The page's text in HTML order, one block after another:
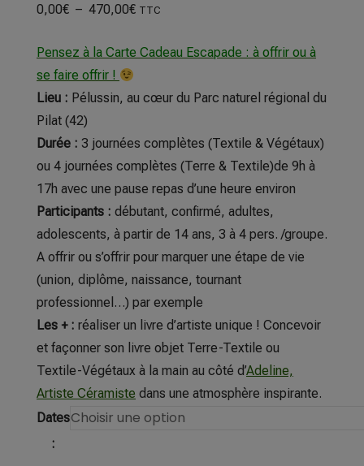
0,00€ – 470,00€ TTC
Pensez à la Carte Cadeau Escapade : à offrir ou à
se faire offrir !
Lieu : Pélussin, au cœur du Parc naturel régional du
Pilat (42)
Durée : 3 journées complètes (Textile & Végétaux)
ou 4 journées complètes (Terre & Textile)de 9h à
17h avec une pause repas d’une heure environ
Participants : débutant, confirmé, adultes,
adolescents, à partir de 14 ans, 3 à 4 pers. /groupe.
A offrir ou s’offrir pour marquer une étape de vie
(union, diplôme, naissance, tournant
professionnel…) par exemple
Les + : réaliser un livre d’artiste unique ! Concevoir
et façonner son livre objet Terre-Textile ou
Textile-Végétaux à la main au côté d’Adeline,
Artiste Céramiste dans une atmosphère inspirante.
Dates
: